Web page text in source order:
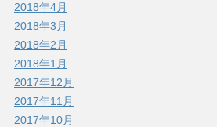
2018年4月
2018年3月
2018年2月
2018年1月
2017年12月
2017年11月
2017年10月